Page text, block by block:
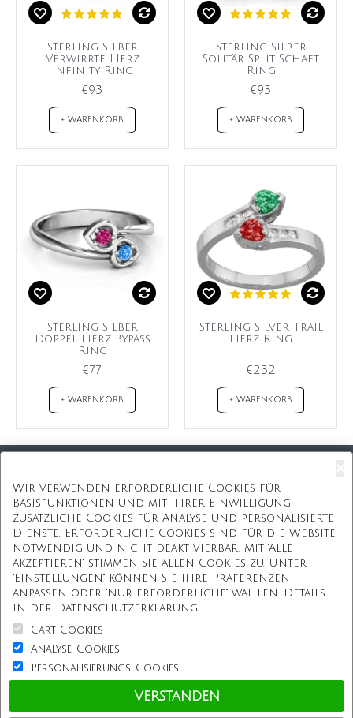
Sterling Silber
Verwirrte Herz
Infinity Ring
€93
+ WARENKORB
Sterling Silber
Solitär Split Schaft
Ring
€93
+ WARENKORB
Sterling Silber
Doppel Herz Bypass
Ring
€77
+ WARENKORB
Sterling Silver Trail
Herz Ring
€232
+ WARENKORB
Kostenlose Geschenkbox
Kostenlose Gravur
Unbegrenzte Redesign
ÜBER UNS
Information
Kundenservice
Wir verwenden erforderliche Cookies für
Basisfunktionen und mit Ihrer Einwilligung
zusätzliche Cookies für Analyse und personalisierte
Dienste. Erforderliche Cookies sind für die Website
notwendig und nicht deaktivierbar. Mit "Alle
akzeptieren" stimmen Sie allen Cookies zu. Unter
"Einstellungen" können Sie Ihre Präferenzen
anpassen oder "Nur erforderliche" wählen. Details
in der Datenschutzerklärung.
Cart Cookies
Analyse-Cookies
Personalisierungs-Cookies
Verstanden